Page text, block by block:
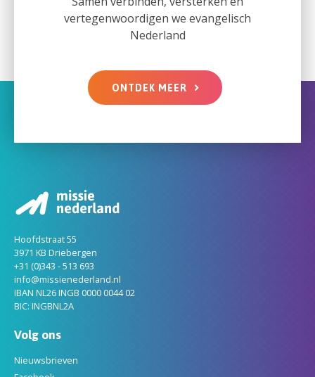
vertegenwoordigen we evangelisch
Nederland
ONTDEK MEER
Hoofdstraat 55
3971 KB Driebergen
+31 (0)343 - 513 693
info@missienederland.nl
IBAN NL26 INGB 0000 0044 02
BIC: INGBNL2A
Volg ons
Nieuwsbrieven